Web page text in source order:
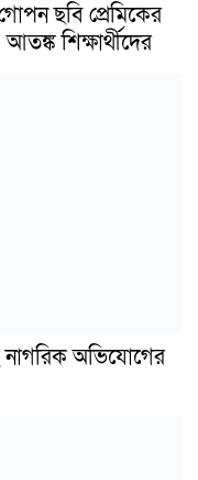
ছবি প্রেমিকের
শিক্ষার্থীদের
নাগরিক অভিযোগের